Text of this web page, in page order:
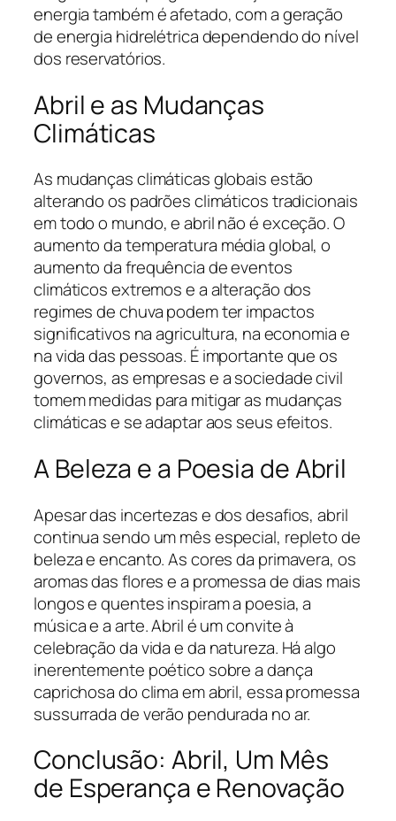
energia também é afetado, com a geração
de energia hidrelétrica dependendo do nível
dos reservatórios.
Abril e as Mudanças
Climáticas
As mudanças climáticas globais estão
alterando os padrões climáticos tradicionais
em todo o mundo, e abril não é exceção. O
aumento da temperatura média global, o
aumento da frequência de eventos
climáticos extremos e a alteração dos
regimes de chuva podem ter impactos
significativos na agricultura, na economia e
na vida das pessoas. É importante que os
governos, as empresas e a sociedade civil
tomem medidas para mitigar as mudanças
climáticas e se adaptar aos seus efeitos.
A Beleza e a Poesia de Abril
Apesar das incertezas e dos desafios, abril
continua sendo um mês especial, repleto de
beleza e encanto. As cores da primavera, os
aromas das flores e a promessa de dias mais
longos e quentes inspiram a poesia, a
música e a arte. Abril é um convite à
celebração da vida e da natureza. Há algo
inerentemente poético sobre a dança
caprichosa do clima em abril, essa promessa
sussurrada de verão pendurada no ar.
Conclusão: Abril, Um Mês
de Esperança e Renovação